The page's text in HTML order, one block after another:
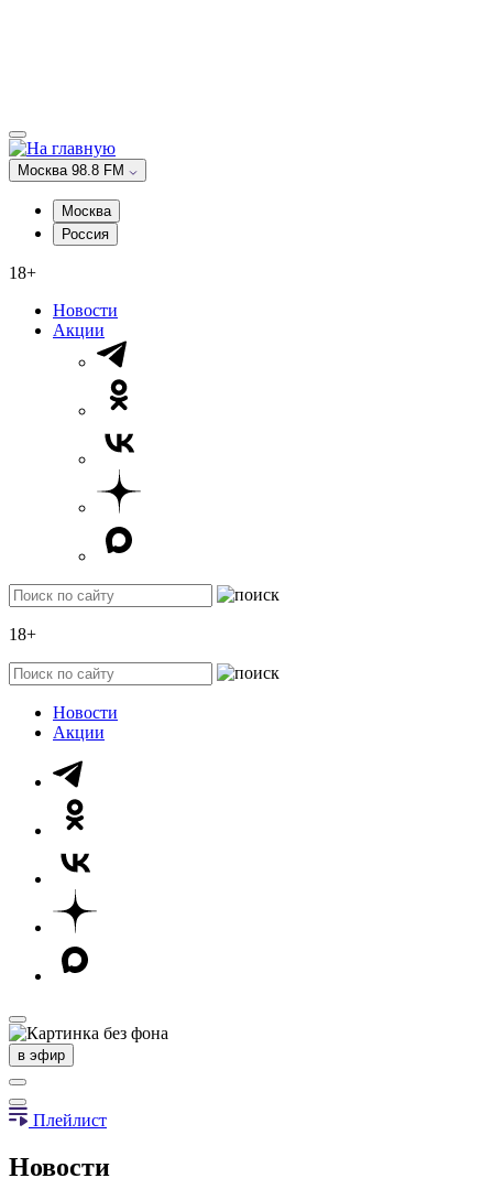
Москва 98.8 FM
Москва
Россия
18+
Новости
Акции
18+
Новости
Акции
в эфир
Плейлист
Новости